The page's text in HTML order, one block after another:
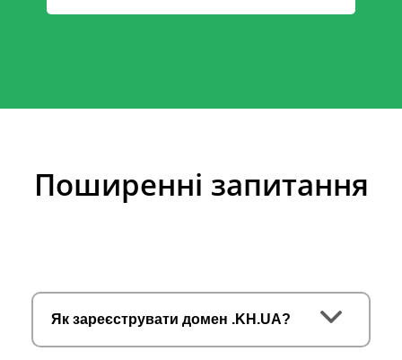
Поширенні запитання
Як зареєструвати домен .KH.UA?